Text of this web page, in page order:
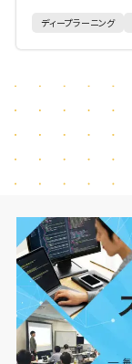
ディープラーニング